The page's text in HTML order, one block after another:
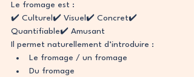
Le fromage est :
✔️ Culturel✔️ Visuel✔️ Concret✔️
Quantifiable✔️ Amusant
Il permet naturellement d’introduire :
Le fromage / un fromage
Du fromage